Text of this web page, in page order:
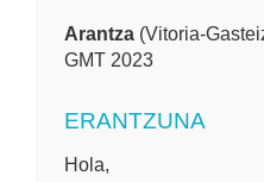
Arantza (Vitoria-
GMT 2023
ERANTZUNA
Hola,